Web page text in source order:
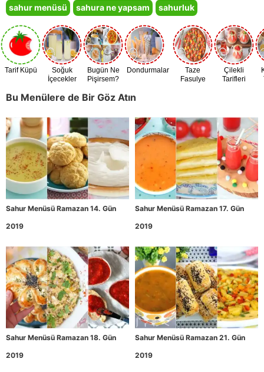
sahur menüsü
sahura ne yapsam sahurluk
Tarif Küpü
Soğuk
İçecekler
Bugün Ne
Pişirsem?
Dondurmalar
Taze
Fasulye
Çilekli
Tarifleri
Bu Menülere de Bir Göz Atın
Sahur Menüsü Ramazan 14. Gün
2019
Sahur Menüsü Ramazan 17. Gün
2019
Sahur Menüsü Ramazan 18. Gün
2019
Sahur Menüsü Ramazan 21. Gün
2019